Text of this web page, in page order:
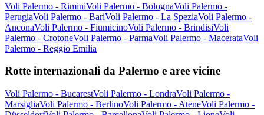
Voli Palermo - RiminiVoli Palermo - BolognaVoli Palermo -
PerugiaVoli Palermo - BariVoli Palermo - La SpeziaVoli Palermo -
AnconaVoli Palermo - FiumicinoVoli Palermo - BrindisiVoli
Palermo - CrotoneVoli Palermo - ParmaVoli Palermo - MacerataVoli
Palermo - Reggio Emilia
Rotte internazionali da Palermo e aree vicine
Voli Palermo - BucarestVoli Palermo - LondraVoli Palermo -
MarsigliaVoli Palermo - BerlinoVoli Palermo - AteneVoli Palermo -